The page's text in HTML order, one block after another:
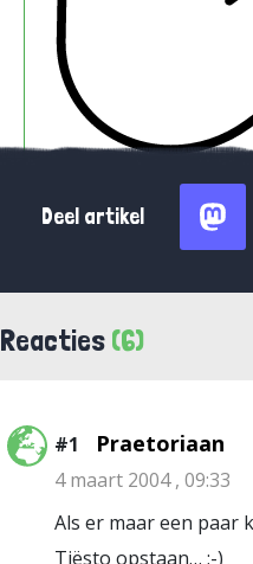
Deel artikel
Reacties (6)
#1 Praetoriaan
4 maart 2004 , 09:33
Als er maar een paar
Tiësto opstaan… ;-)